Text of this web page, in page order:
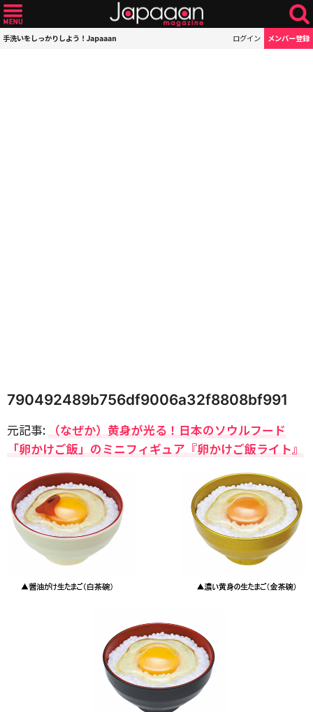
手洗いをしっかりしよう！Japaaan ログイン メンバー登録
790492489b756df9006a32f8808bf991
元記事: （なぜか）黄身が光る！日本のソウルフード
「卵かけご飯」のミニフィギュア『卵かけご飯ライト』